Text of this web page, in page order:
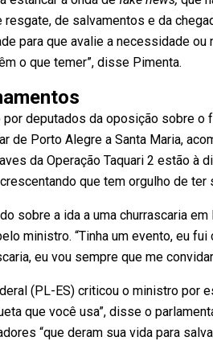
de salvamentos e da
para que avalie a necessidade
o que temer”, disse Pimenta.
deputados da oposição sobre
de Porto Alegre a Santa Maria,
da Operação Taquari 2 estão à
que tem orgulho de ter
sobre a ida a uma churrascaria
ministro. “Tinha um evento, eu
eu vou sempre que me
(PL-ES) criticou o ministro por
que você usa”, disse o
“que deram sua vida para